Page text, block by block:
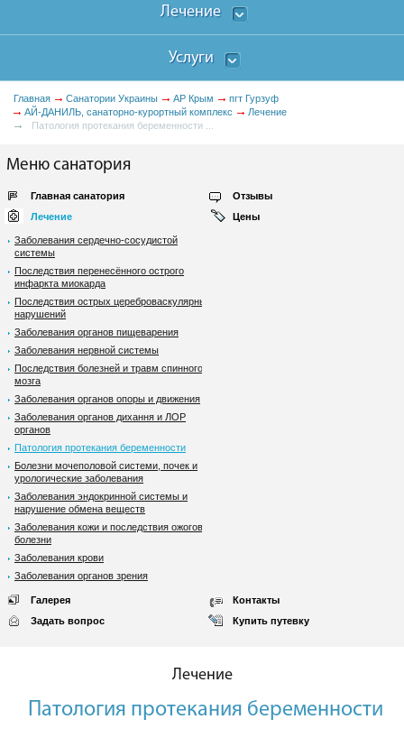
Лечение
Услуги
Главная Санатории Украины АР Крым
пгт Гурзуф
АЙ-ДАНИЛЬ, санаторно-курортный комплекс
Лечение
Патология протекания беременности ...
Меню санатория
Главная санатория
Отзывы
Лечение
Заболевания сердечно-сосудистой
системы
Последствия перенесённого острого
инфаркта миокарда
Последствия острых цереброваскулярных
нарушений
Заболевания органов пищеварения
Заболевания нервной системы
Последствия болезней и травм спинного
мозга
Заболевания органов опоры и движения
Заболевания органов дихання и ЛОР
органов
Патология протекания беременности
Болезни мочеполовой системи, почек и
урологические заболевания
Заболевания эндокринной системы и
нарушение обмена веществ
Заболевания кожи и последствия ожоговой
болезни
Заболевания крови
Заболевания органов зрения
Цены
Галерея
Контакты
Задать вопрос
Купить путевку
Лечение
Патология протекания беременности